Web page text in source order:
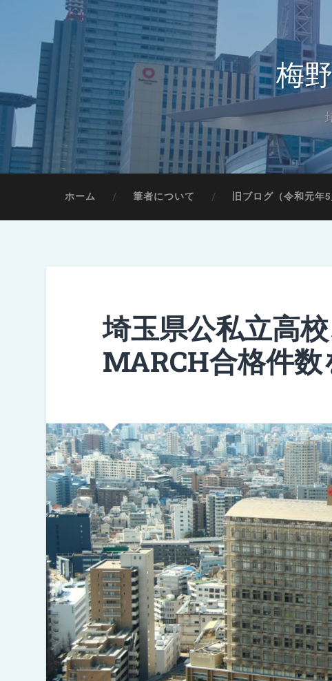
梅
ホーム 筆者について 旧ブログ（令和元年5
埼玉県公私立高
MARCH合格件数